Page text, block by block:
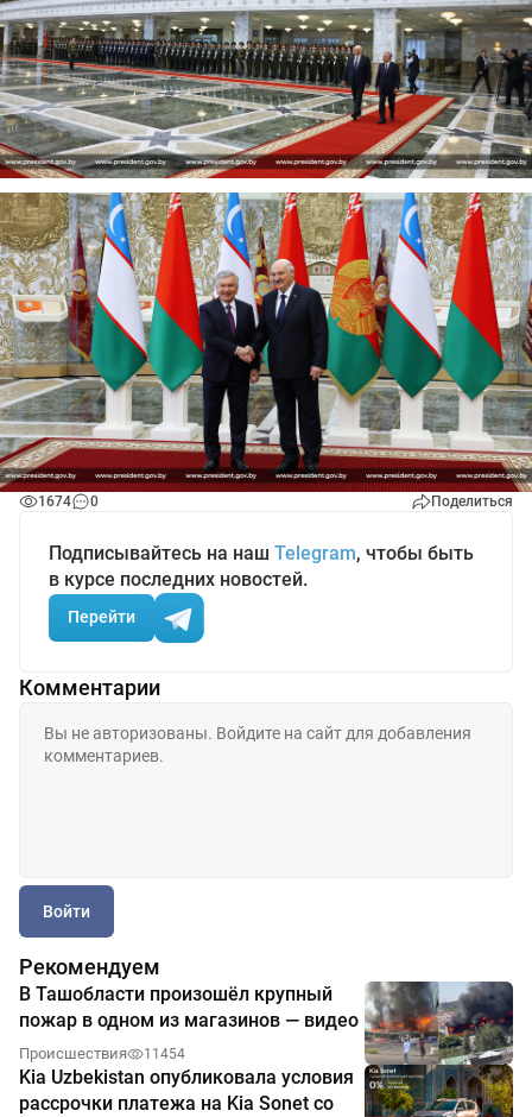
1674 0 Поделиться
Подписывайтесь на наш Telegram, чтобы быть
в курсе последних новостей.
Перейти
Комментарии
Войти
Рекомендуем
В Ташобласти произошёл крупный
пожар в одном из магазинов — видео
Происшествия 11454
Kia Uzbekistan опубликовала условия
рассрочки платежа на Kia Sonet со